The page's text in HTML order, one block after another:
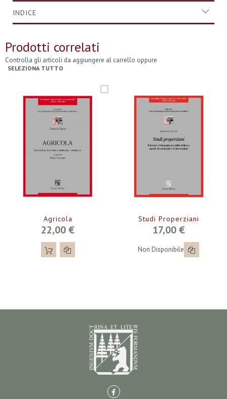
INDICE
Prodotti correlati
Controlla gli articoli da aggiungere al carrello oppure
SELEZIONA TUTTO
Agricola
22,00 €
Studi Properziani
17,00 €
Non Disponibile